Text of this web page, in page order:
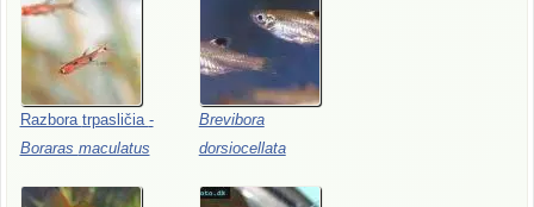
Razbora trpasličia -
Boraras maculatus
Brevibora
dorsiocellata